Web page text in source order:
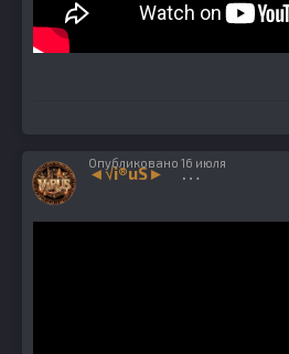
◄√i®uS► 1224
Опубликовано 16 июля